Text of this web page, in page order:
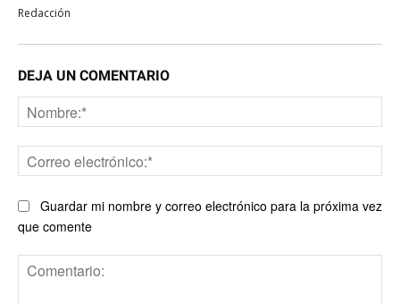
Redacción
DEJA UN COMENTARIO
Guardar mi nombre y correo electrónico para la próxima vez
que comente